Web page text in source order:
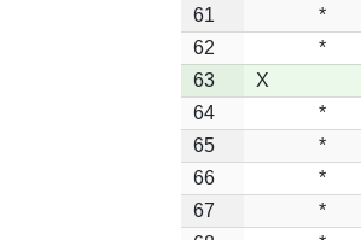
61
*
62
*
63
X
64
*
65
*
66
*
67
*